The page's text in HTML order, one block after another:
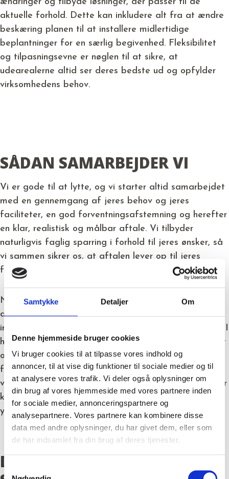
Samtykke Detaljer Om
Denne hjemmeside bruger cookies
Vi bruger cookies til at tilpasse vores indhold og
annoncer, til at vise dig funktioner til sociale medier og til
at analysere vores trafik. Vi deler også oplysninger om
din brug af vores hjemmeside med vores partnere inden
for sociale medier, annonceringspartnere og
analysepartnere. Vores partnere kan kombinere disse
data med andre oplysninger, du har givet dem, eller som
de har indsamlet fra din brug af deres tjenester.
Samtykkevalg
aktuelle forhold. Dette kan inkludere alt fra at ændre
beskæring planen til at installere midlertidige
beplantninger for en særlig begivenhed. Fleksibilitet
og tilpasningsevne er nøglen til at sikre, at
udearealerne altid ser deres bedste ud og opfylder
virksomhedens behov.
SÅDAN SAMARBEJDER VI
Vi er gode til at lytte, og vi starter altid samarbejdet
med en gennemgang af jeres behov og jeres
faciliteter, en god forventningsafstemning og herefter
en klar, realistisk og målbar aftale. Vi tilbyder
naturligvis faglig sparring i forhold til jeres ønsker, så
vi sammen sikrer os, at aftalen lever op til jeres
forventninger.
Når aftalen træder i kraft, er kvalitetstilsyn,
dokumentation og dialog hele centrale
indsatsområder, som sikrer, at I altid får den service, I
har betalt for. Vores kvalitetssystem er gennemprøvet
og velfungerende, og giver jer som kunder mulighed
for altid at kunne følge med. Rent administrativt gør
vi det nemt og overskueligt for jer, da I får én primær
kontaktperson og kun én faktura. Uanset hvor mange
ydelser, vi leverer.
DE BEDSTE